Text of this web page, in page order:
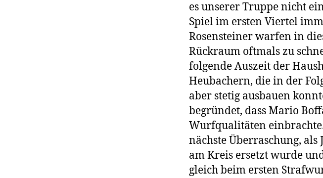
es unserer Truppe nicht
Spiel im ersten Viertel
Rosensteiner warfen in
Rückraum oftmals zu
folgende Auszeit der
Heubachern, die in der
aber stetig ausbauen
begründet, dass Mario
Wurfqualitäten
nächste Überraschung,
am Kreis ersetzt wurde
gleich beim ersten